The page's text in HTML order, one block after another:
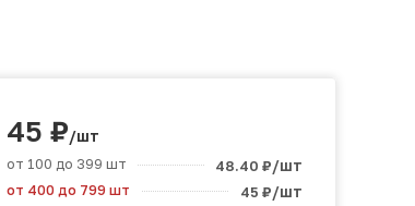
45 ₽/шт
от 100 до 399 шт 48.40 ₽/шт
от 400 до 799 шт 45 ₽/шт